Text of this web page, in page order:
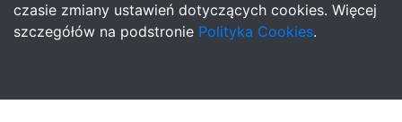
czasie zmiany ustawień dotyczących cookies. Więcej
szczegółów na podstronie Polityka Cookies.